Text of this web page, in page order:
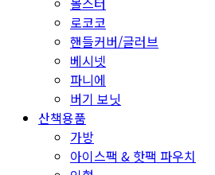
로코코
핸들커버/글러브
베시넷
파니에
버기 보닛
산책용품
가방
아이스팩 & 핫팩 파우치